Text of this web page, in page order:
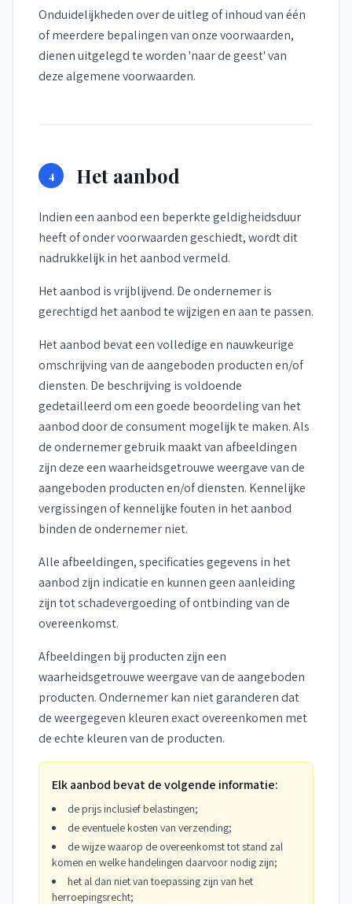
Onduidelijkheden over de uitleg of inhoud van één
of meerdere bepalingen van onze voorwaarden,
dienen uitgelegd te worden 'naar de geest' van
deze algemene voorwaarden.
4 Het aanbod
Indien een aanbod een beperkte geldigheidsduur
heeft of onder voorwaarden geschiedt, wordt dit
nadrukkelijk in het aanbod vermeld.
Het aanbod is vrijblijvend. De ondernemer is
gerechtigd het aanbod te wijzigen en aan te passen.
Het aanbod bevat een volledige en nauwkeurige
omschrijving van de aangeboden producten en/of
diensten. De beschrijving is voldoende
gedetailleerd om een goede beoordeling van het
aanbod door de consument mogelijk te maken. Als
de ondernemer gebruik maakt van afbeeldingen
zijn deze een waarheidsgetrouwe weergave van de
aangeboden producten en/of diensten. Kennelijke
vergissingen of kennelijke fouten in het aanbod
binden de ondernemer niet.
Alle afbeeldingen, specificaties gegevens in het
aanbod zijn indicatie en kunnen geen aanleiding
zijn tot schadevergoeding of ontbinding van de
overeenkomst.
Afbeeldingen bij producten zijn een
waarheidsgetrouwe weergave van de aangeboden
producten. Ondernemer kan niet garanderen dat
de weergegeven kleuren exact overeenkomen met
de echte kleuren van de producten.
Elk aanbod bevat de volgende informatie:
de prijs inclusief belastingen;
de eventuele kosten van verzending;
de wijze waarop de overeenkomst tot stand zal
komen en welke handelingen daarvoor nodig zijn;
het al dan niet van toepassing zijn van het
herroepingsrecht;